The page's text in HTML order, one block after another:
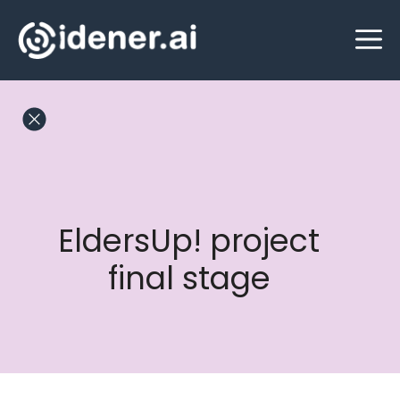
to
EldersUp! project
final stage